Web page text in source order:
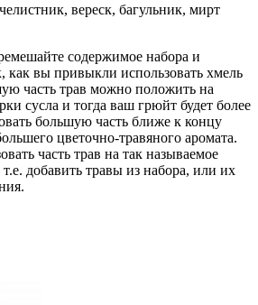
вереск, багульник, мирт
содержимое набора и
как вы привыкли использовать хмель
часть трав можно положить на
сусла и тогда ваш грюйт будет более
большую часть ближе к концу
цветочно-травяного аромата.
часть трав на так называемое
добавить травы из набора, или их